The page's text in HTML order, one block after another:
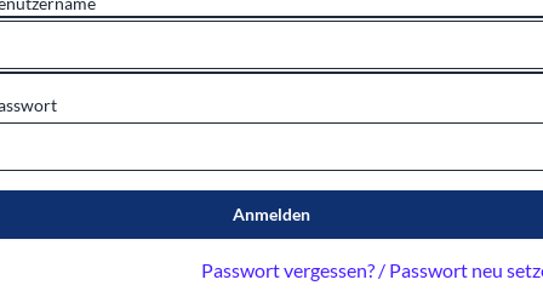
Anmelden
Passwort vergessen? / Passwort neu